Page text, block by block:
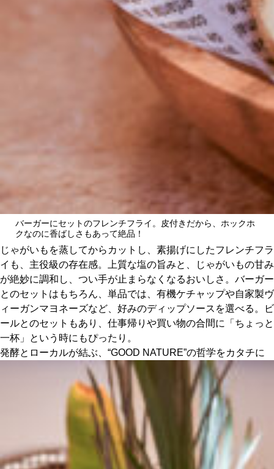
バーガーにセットのフレンチフライ。皮付きだから、ホックホ
クなのに香ばしさもあって絶品！
じゃがいもを蒸してからカットし、素揚げにしたフレンチフラ
イも、主役級の存在感。上質な塩の旨みと、じゃがいもの甘み
が絶妙に調和し、つい手が止まらなくなるおいしさ。バーガー
とのセットはもちろん、単品では、有機ケチャップや自家製ヴ
ィーガンマヨネーズなど、好みのディップソースを選べる。ビ
ールとのセットもあり、仕事帰りや買い物の合間に「ちょっと
一杯」という時にもぴったり。
発酵とローカルが結ぶ、“GOOD NATURE”の哲学をカタチに